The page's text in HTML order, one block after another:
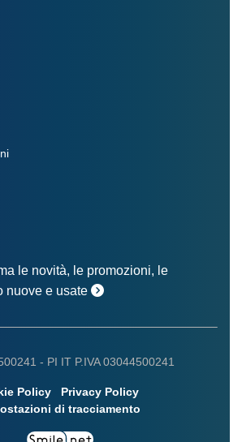
le novità, le promozioni, le
nuove e usate
- PI IT P.IVA 03044500241
Policy
Privacy Policy
di tracciamento